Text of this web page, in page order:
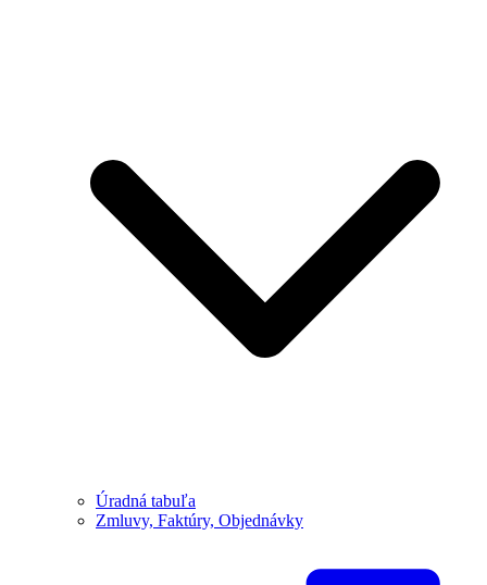
Úradná tabuľa
Zmluvy, Faktúry, Objednávky